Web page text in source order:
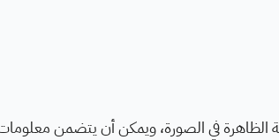
كلمة يشرح الظاهرة العلمية الظاهرة في الصورة، ويمكن أن يتضمن